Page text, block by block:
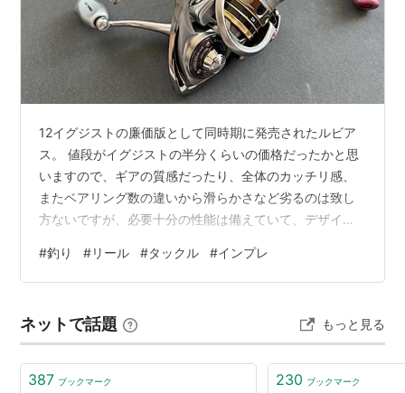
近年では、高速鉄道で首都パリからTGV
Grande Vitesse） で約60分、英国の首都ロンドンから
ユーロスター
（Eurostar） で約100分、ベルギーの首
高速鉄道の要所となっている。そのため1980年代以降
は交通の要所として、また英仏海峡トンネル （英：The
Channel Tunnel, 仏：Le tunnel sous la Manche） など
大型施設の下、サービス業が盛んな都市となった。
サッカークラブ 「LOSCリール（Lille Olympique
Sporting Club）」 の本拠地でもある。
12イグジストの廉価版として同時期に発売されたルビア
ス。 値段がイグジストの半分くらいの価格だったかと思
いますので、ギアの質感だったり、全体のカッチリ感、
またベアリング数の違いから滑らかさなど劣るのは致し
方ないですが、必要十分の性能は備えていて、デザイン
実質4台所有していました。 2500番台のノーマルギアと
ハイギアを各1台、2000番ハイギアを1台、1000番を1
用として所有はしていますが、使えるのは写真の3台とな
っています。 ワタシは純正のスプールデザインがあまり
好きではないので、これ…
#釣り #リール #タックル #インプレ
ネットで話題 もっと見る
387 ブックマーク 230 ブックマーク